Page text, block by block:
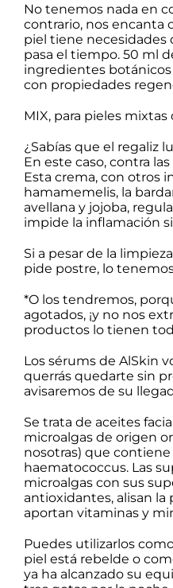
No tenemos nada en
contrario, nos encanta
piel tiene necesidades
pasa el tiempo. 50 ml
ingredientes
con propiedades
MIX, para pieles mixtas
¿Sabías que el regaliz
En este caso, contra
Esta crema, con otros
hamamemelis, la
avellana y jojoba,
impide la inflamación
Si a pesar de la
pide postre, lo
*O los tendremos,
agotados, ¡y no nos
productos lo tienen
Los sérums de AlSkin
querrás quedarte sin
avisaremos de su
Se trata de aceites
microalgas de origen
nosotras) que
haematococcus. Las
microalgas con sus
antioxidantes, alisan
aportan vitaminas y
Puedes utilizarlos
piel está rebelde o
ya ha alcanzado su